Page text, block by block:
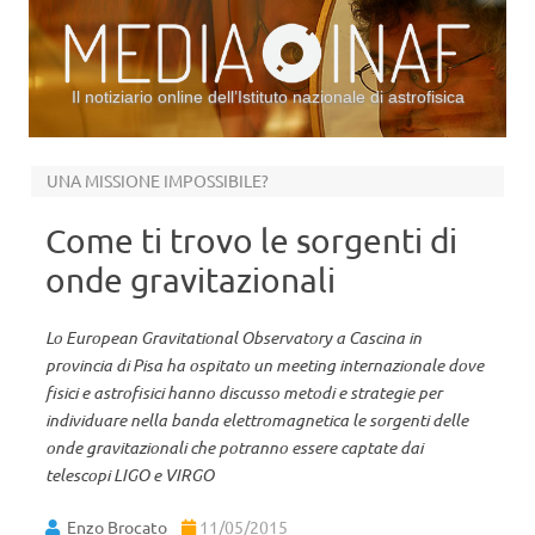
Il notiziario online dell’Istituto nazionale di astrofisica
UNA MISSIONE IMPOSSIBILE?
Come ti trovo le sorgenti di
onde gravitazionali
Lo European Gravitational Observatory a Cascina in
provincia di Pisa ha ospitato un meeting internazionale dove
fisici e astrofisici hanno discusso metodi e strategie per
individuare nella banda elettromagnetica le sorgenti delle
onde gravitazionali che potranno essere captate dai
telescopi LIGO e VIRGO
Enzo Brocato 11/05/2015